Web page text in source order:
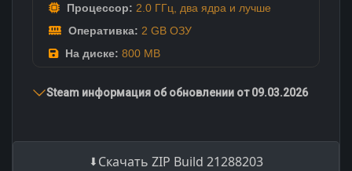
Процессор: 2.0 ГГц, два ядра и лучше
Оперативка: 2 GB ОЗУ
На диске: 800 MB
Steam информация об обновлении от 09.03.2026
Скачать ZIP Build 21288203